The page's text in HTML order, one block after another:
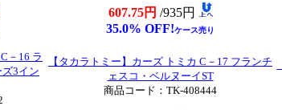
607.75円 /935円
35.0% OFF!ケース売り
－16 ラ
3イン
【タカラトミー】カーズ トミカ C－17 フランチ
ェスコ・ベルヌーイST
商品コード：TK-408444